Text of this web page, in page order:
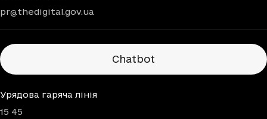
pr@thedigital.gov.ua
Chatbots
Chatbot
Урядова гаряча лінія
15 45